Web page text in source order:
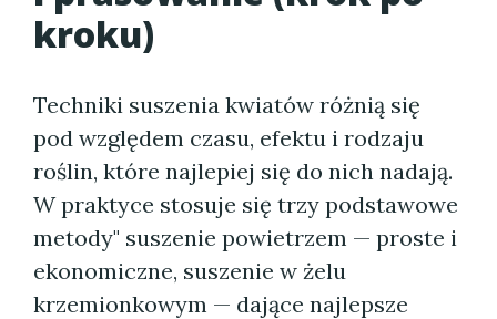
kroku)
Techniki suszenia kwiatów różnią się
pod względem czasu, efektu i rodzaju
roślin, które najlepiej się do nich nadają.
W praktyce stosuje się trzy podstawowe
metody" suszenie powietrzem — proste i
ekonomiczne, suszenie w żelu
krzemionkowym — dające najlepsze